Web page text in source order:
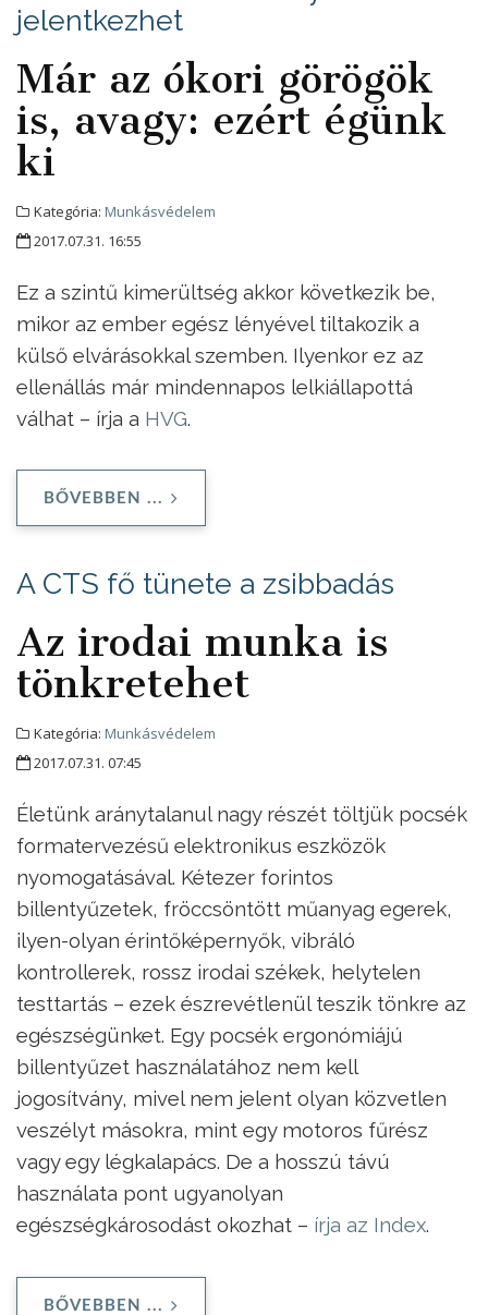
jelentkezhet
Már az ókori görögök
is, avagy: ezért égünk
ki
Kategória: Munkásvédelem
2017.07.31. 16:55
Ez a szintű kimerültség akkor következik be,
mikor az ember egész lényével tiltakozik a
külső elvárásokkal szemben. Ilyenkor ez az
ellenállás már mindennapos lelkiállapottá
válhat – írja a HVG.
BŐVEBBEN ...
A CTS fő tünete a zsibbadás
Az irodai munka is
tönkretehet
Kategória: Munkásvédelem
2017.07.31. 07:45
Életünk aránytalanul nagy részét töltjük pocsék
formatervezésű elektronikus eszközök
nyomogatásával. Kétezer forintos
billentyűzetek, fröccsöntött műanyag egerek,
ilyen-olyan érintőképernyők, vibráló
kontrollerek, rossz irodai székek, helytelen
testtartás – ezek észrevétlenül teszik tönkre az
egészségünket. Egy pocsék ergonómiájú
billentyűzet használatához nem kell
jogosítvány, mivel nem jelent olyan közvetlen
veszélyt másokra, mint egy motoros fűrész
vagy egy légkalapács. De a hosszú távú
használata pont ugyanolyan
egészségkárosodást okozhat – írja az Index.
BŐVEBBEN ...